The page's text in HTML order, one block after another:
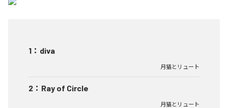
1 ： diva
月猫とリュート
2 ： Ray of Circle
月猫とリュート